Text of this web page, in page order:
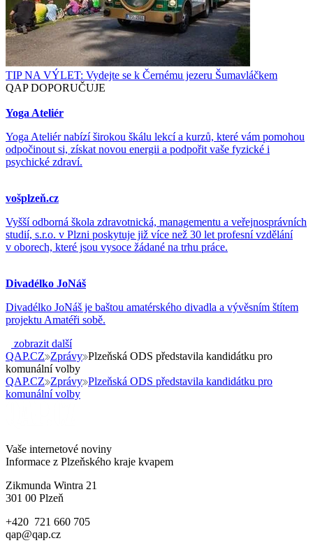
TIP NA VÝLET: Vydejte se k Černému jezeru Šumavláčkem
QAP DOPORUČUJE
Yoga Ateliér
Yoga Ateliér nabízí širokou škálu lekcí a kurzů, které vám pomohou
odpočinout si, získat novou energii a podpořit vaše fyzické i
psychické zdraví.
vošplzeň.cz
Vyšší odborná škola zdravotnická, managementu a veřejnosprávních
studií, s.r.o. v Plzni poskytuje již více než 30 let profesní vzdělání
v oborech, které jsou vysoce žádané na trhu práce.
Divadélko JoNáš
Divadélko JoNáš je baštou amatérského divadla a vývěsním štítem
projektu Amatéři sobě.
zobrazit další
QAP.CZ Zprávy Plzeňská ODS představila kandidátku pro
komunální volby
QAP.CZ Zprávy Plzeňská ODS představila kandidátku pro
komunální volby
Vaše internetové noviny
Informace z Plzeňského kraje kvapem
Zikmunda Wintra 21
301 00 Plzeň
+420 721 660 705
qap@qap.cz